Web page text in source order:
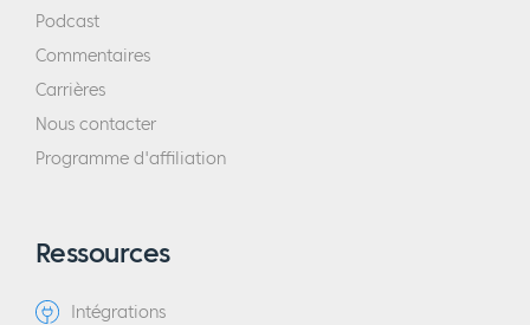
Podcast
Commentaires
Carrières
Nous contacter
Programme d'affiliation
Ressources
Intégrations